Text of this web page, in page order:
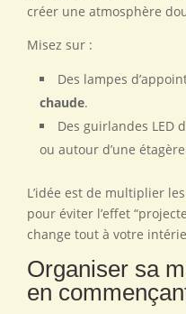
créer une atmosphère
Misez sur :
Des lampes
chaude.
Des guirlandes LED
ou autour d’une
L’idée est de multiplier
pour éviter l’effet
change tout à votre
Organiser sa
en